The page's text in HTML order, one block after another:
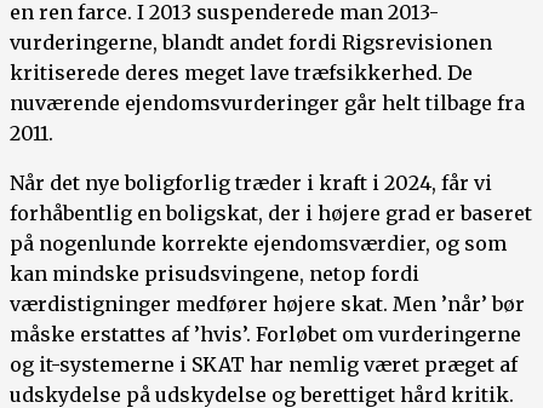
en ren farce. I 2013 suspenderede man 2013-
vurderingerne, blandt andet fordi Rigsrevisionen
kritiserede deres meget lave træfsikkerhed. De
nuværende ejendomsvurderinger går helt tilbage fra
2011.
Når det nye boligforlig træder i kraft i 2024, får vi
forhåbentlig en boligskat, der i højere grad er baseret
på nogenlunde korrekte ejendomsværdier, og som
kan mindske prisudsvingene, netop fordi
værdistigninger medfører højere skat. Men ’når’ bør
måske erstattes af ’hvis’. Forløbet om vurderingerne
og it-systemerne i SKAT har nemlig været præget af
udskydelse på udskydelse og berettiget hård kritik.